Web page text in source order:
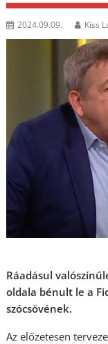
2024.09.09. Kiss
Ráadásul
oldala bénult le a
szócsövének.
Az előzetesen